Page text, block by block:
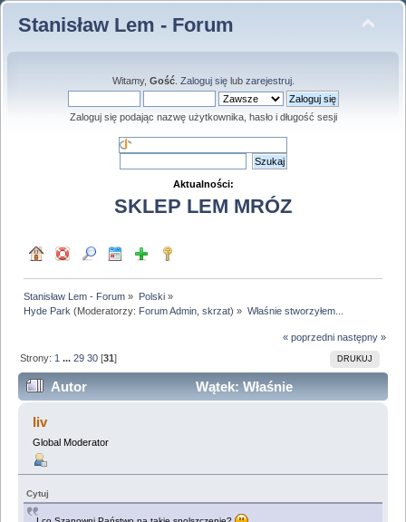
Stanisław Lem - Forum
Witamy, Gość. Zaloguj sięlub zarejestruj.
Zaloguj się podając nazwę użytkownika, hasło i długość sesji
Aktualności:
SKLEP LEM MRÓZ
Stanisław Lem - Forum » Polski»
Hyde Park (Moderatorzy: Forum Admin ,skrzat) » Właśnie stworzyłem...
« poprzedni następny »
DRUKUJ
Strony: 1 ...29 30 [31]
Autor
Wątek: Właśnie
stworzyłem... (Przeczytany 529862 razy)
liv
Global Moderator
Cytuj